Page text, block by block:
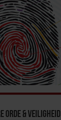
Orde & Veiligheid